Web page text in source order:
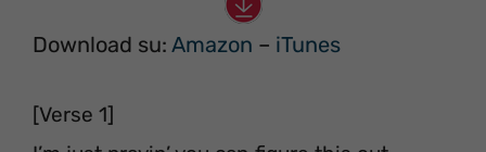
Download su: Amazon – iTunes
[Verse 1]